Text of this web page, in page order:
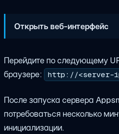
Открыть веб-интерфейс
Перейдите по следующему
браузере:
http://<server-
После запуска сервера
потребоваться несколько
инициализации.